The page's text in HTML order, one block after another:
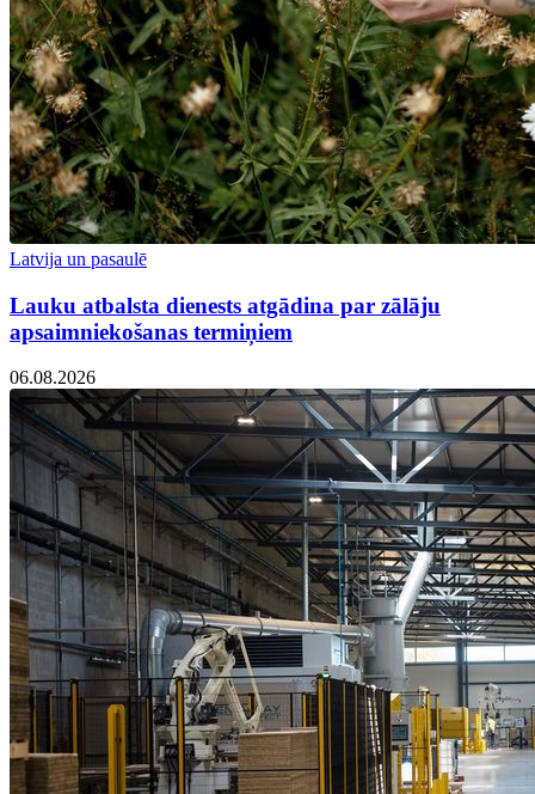
Latvija un pasaulē
Lauku atbalsta dienests atgādina par zālāju
apsaimniekošanas termiņiem
06.08.2026